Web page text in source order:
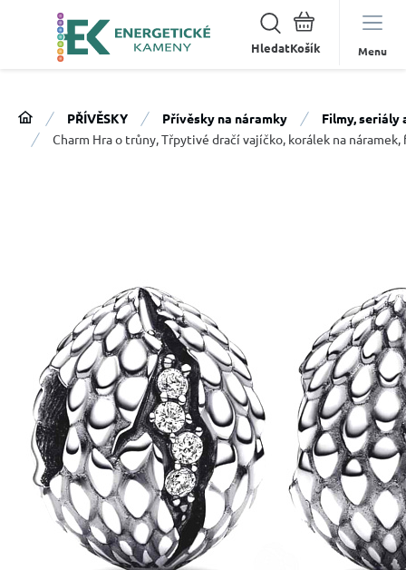
Hledat Menu
PŘÍVĚSKY Přívěsky na náramky
Filmy, seriály
Charm Hra o trůny, Třpytivé dračí vajíčko, korálek na náramek,